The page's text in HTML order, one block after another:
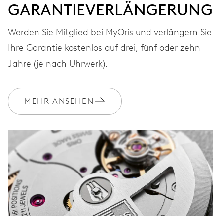
ARMBAND Leder
Werden Sie Mitglied bei MyOris und verlängern Sie Ihre Garantie
kostenlos auf 3 Jahre
MYORIS
GARANTIEVERLÄNGERUNG
Werden Sie Mitglied bei MyOris und verlängern Sie
Ihre Garantie kostenlos auf drei, fünf oder zehn
Jahre (je nach Uhrwerk).
MEHR ANSEHEN